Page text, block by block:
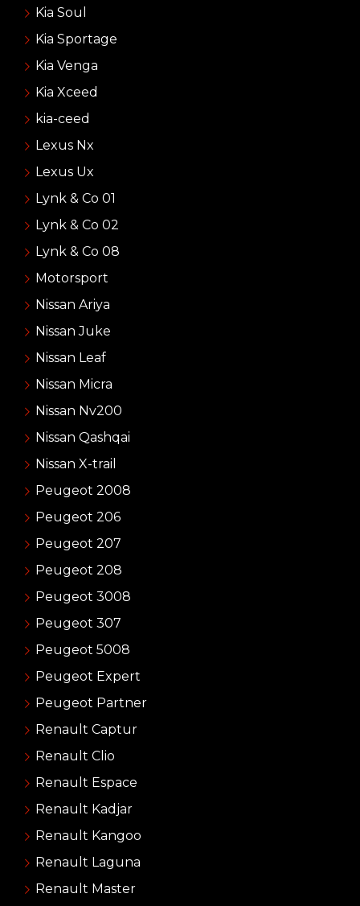
Kia Soul
Kia Sportage
Kia Venga
Kia Xceed
kia-ceed
Lexus Nx
Lexus Ux
Lynk & Co 01
Lynk & Co 02
Lynk & Co 08
Motorsport
Nissan Ariya
Nissan Juke
Nissan Leaf
Nissan Micra
Nissan Nv200
Nissan Qashqai
Nissan X-trail
Peugeot 2008
Peugeot 206
Peugeot 207
Peugeot 208
Peugeot 3008
Peugeot 307
Peugeot 5008
Peugeot Expert
Peugeot Partner
Renault Captur
Renault Clio
Renault Espace
Renault Kadjar
Renault Kangoo
Renault Laguna
Renault Master